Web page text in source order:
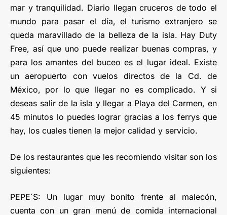
mar y tranquilidad. Diario llegan cruceros de todo el
mundo para pasar el día, el turismo extranjero se
queda maravillado de la belleza de la isla. Hay Duty
Free, así que uno puede realizar buenas compras, y
para los amantes del buceo es el lugar ideal. Existe
un aeropuerto con vuelos directos de la Cd. de
México, por lo que llegar no es complicado. Y si
deseas salir de la isla y llegar a Playa del Carmen, en
45 minutos lo puedes lograr gracias a los ferrys que
hay, los cuales tienen la mejor calidad y servicio.
De los restaurantes que les recomiendo visitar son los
siguientes:
PEPE´S: Un lugar muy bonito frente al malecón,
cuenta con un gran menú de comida internacional